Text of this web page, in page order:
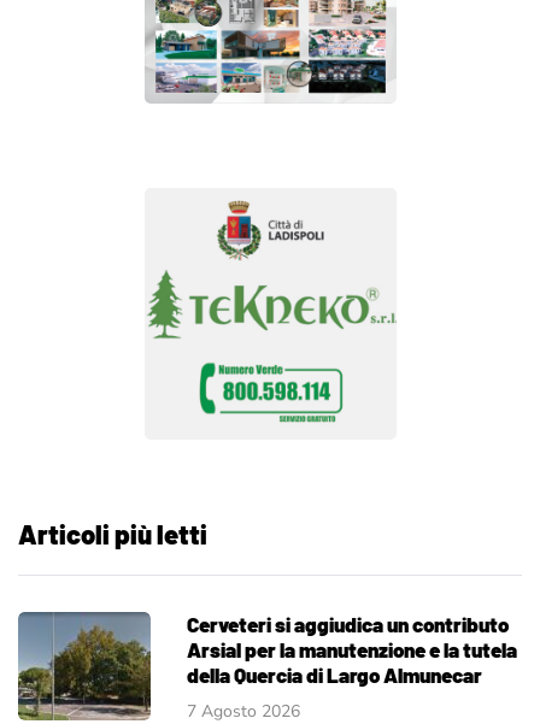
Articoli più letti
Cerveteri si aggiudica un contributo
Arsial per la manutenzione e la tutela
della Quercia di Largo Almunecar
7 Agosto 2026